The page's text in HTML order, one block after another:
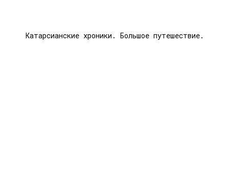
Катарсианские хроники. Большое путешествие.